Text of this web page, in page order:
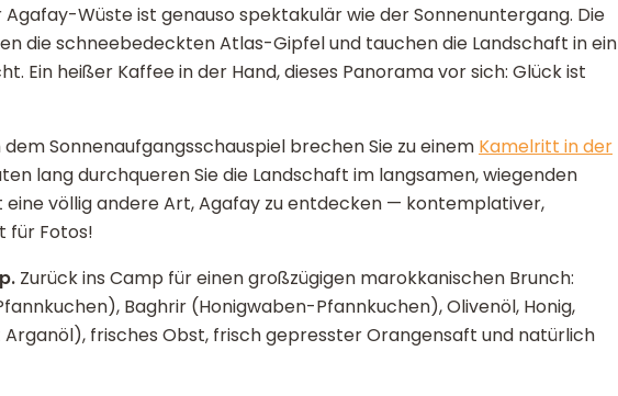
Wüste ist genauso spektakulär wie der Sonnenuntergang. Die
die schneebedeckten Atlas-Gipfel und tauchen die Landschaft in ein
Ein heißer Kaffee in der Hand, dieses Panorama vor sich: Glück ist
dem Sonnenaufgangsschauspiel brechen Sie zu einem Kamelritt in der
lang durchqueren Sie die Landschaft im langsamen, wiegenden
eine völlig andere Art, Agafay zu entdecken — kontemplativer,
für Fotos!
Zurück ins Camp für einen großzügigen marokkanischen Brunch:
Baghrir (Honigwaben-Pfannkuchen), Olivenöl, Honig,
frisches Obst, frisch gepresster Orangensaft und natürlich